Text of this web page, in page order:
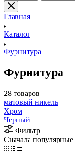
Главная
Каталог
Фурнитура
Фурнитура
28 товаров
матовый никель
Хром
Черный
Фильтр
Сначала популярные